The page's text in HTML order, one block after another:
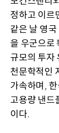
정하고 이르
같은 날 영
을 우군으로
규모의 투자
천문학적인
가속하며 ,
고용량 낸드
이다.